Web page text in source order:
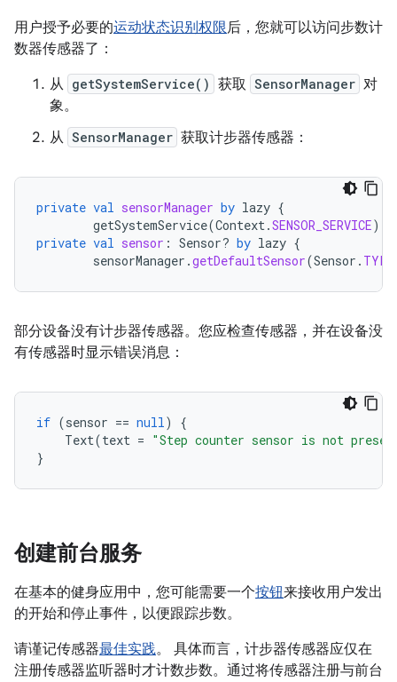
用户授予必要的运动状态识别权限后，您就可以访问步数计
数器传感器了：
从 getSystemService() 获取 SensorManager 对
象。
从 SensorManager 获取计步器传感器：
private val sensorManager by lazy {
getSystemService(Context.SENSOR_SERVICE)
private val sensor : Sensor? by lazy {
sensorManager .getDefaultSensor(Sensor .
部分设备没有计步器传感器。您应检查传感器，并在设备没
有传感器时显示错误消息：
if (sensor == null)
{
Text(text = "Step counter sensor is not
}
创建前台服务
在基本的健身应用中，您可能需要一个按钮来接收用户发出
的开始和停止事件，以便跟踪步数。
请谨记传感器最佳实践。 具体而言，计步器传感器应仅在
注册传感器监听器时才计数步数。通过将传感器注册与前台